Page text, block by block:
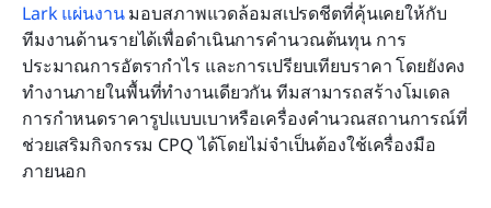
Lark แผ่นงาน มอบสภาพแวดล้อมสเปรดชีตที่คุ้นเคยให้กับ
ทีมงานด้านรายได้เพื่อดำเนินการคำนวณต้นทุน การ
ประมาณการอัตรากำไร และการเปรียบเทียบราคา โดยยังคง
ทำงานภายในพื้นที่ทำงานเดียวกัน ทีมสามารถสร้างโมเดล
การกำหนดราคารูปแบบเบาหรือเครื่องคำนวณสถานการณ์ที่
ช่วยเสริมกิจกรรม CPQ ได้โดยไม่จำเป็นต้องใช้เครื่องมือ
ภายนอก